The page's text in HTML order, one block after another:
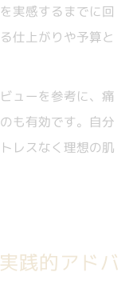
実感するまでに回
仕上がりや予算と
ューを参考に、痛
も有効です。自分
レスなく理想の肌
践的アドバ